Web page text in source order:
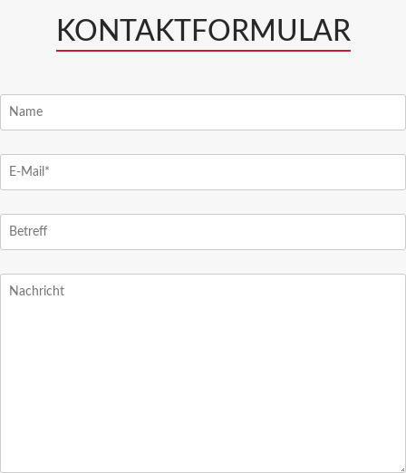
KONTAKTFORMULAR